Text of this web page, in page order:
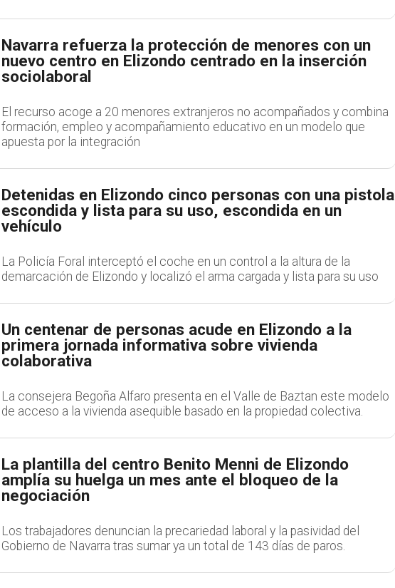
Navarra refuerza la protección de menores con un
nuevo centro en Elizondo centrado en la inserción
sociolaboral
El recurso acoge a 20 menores extranjeros no acompañados y combina
formación, empleo y acompañamiento educativo en un modelo que
apuesta por la integración
Detenidas en Elizondo cinco personas con una pistola
escondida y lista para su uso, escondida en un
vehículo
La Policía Foral interceptó el coche en un control a la altura de la
demarcación de Elizondo y localizó el arma cargada y lista para su uso
Un centenar de personas acude en Elizondo a la
primera jornada informativa sobre vivienda
colaborativa
La consejera Begoña Alfaro presenta en el Valle de Baztan este modelo
de acceso a la vivienda asequible basado en la propiedad colectiva.
La plantilla del centro Benito Menni de Elizondo
amplía su huelga un mes ante el bloqueo de la
negociación
Los trabajadores denuncian la precariedad laboral y la pasividad del
Gobierno de Navarra tras sumar ya un total de 143 días de paros.